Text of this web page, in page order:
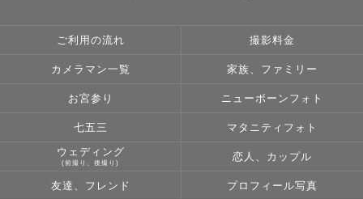
ご利用の流れ 撮影料金
カメラマン一覧 家族、ファミリー
お宮参り ニューボーンフォト
七五三 マタニティフォト
ウェディング
(前撮り、後撮り)
恋人、カップル
友達、フレンド プロフィール写真